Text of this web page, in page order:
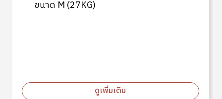
ขนาด M (27KG)
ดูเพิ่มเติม